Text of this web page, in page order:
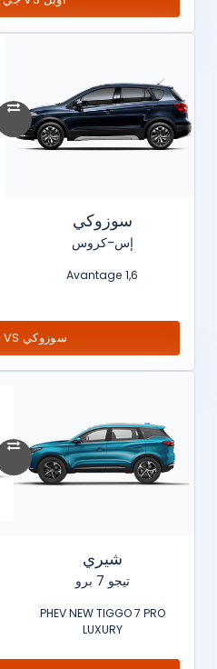
سوزوكي
إس-كروس
1,6 Avantage
سوزوكي VS ستروين
شيري
تيجو 7 برو
PHEV NEW TIGGO 7 PRO
LUXURY